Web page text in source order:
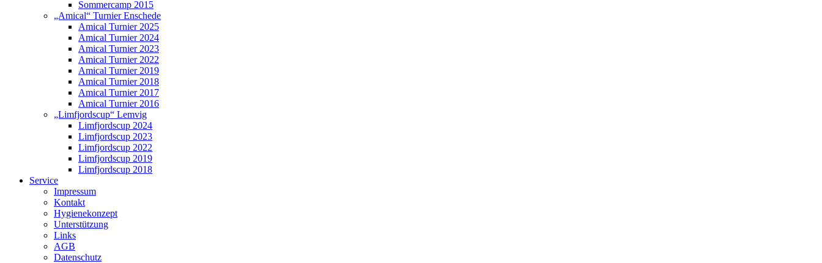
Sommercamp 2015
„Amical“ Turnier Enschede
Amical Turnier 2025
Amical Turnier 2024
Amical Turnier 2023
Amical Turnier 2022
Amical Turnier 2019
Amical Turnier 2018
Amical Turnier 2017
Amical Turnier 2016
„Limfjordscup“ Lemvig
Limfjordscup 2024
Limfjordscup 2023
Limfjordscup 2022
Limfjordscup 2019
Limfjordscup 2018
Service
Impressum
Kontakt
Hygienekonzept
Unterstützung
Links
AGB
Datenschutz